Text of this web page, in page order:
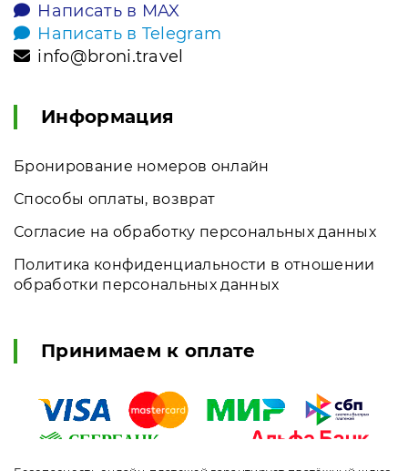
Написать в MAX
Написать в Telegram
info@broni.travel
Информация
Бронирование номеров онлайн
Способы оплаты, возврат
Согласие на обработку персональных данных
Политика конфиденциальности в отношении
обработки персональных данных
Принимаем к оплате